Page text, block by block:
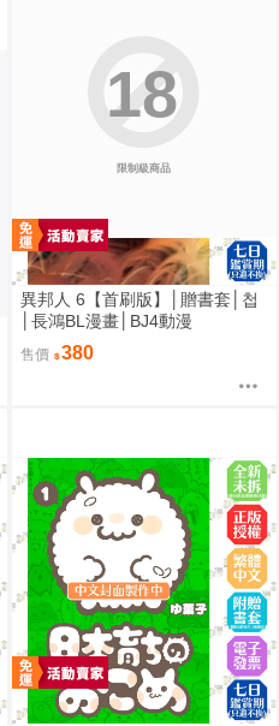
限制級商品
18
異邦人 6【首刷版】│贈書套│첩
│長鴻BL漫畫│BJ4動漫
售價 380